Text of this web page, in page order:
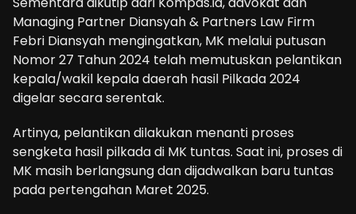
Managing Partner Diansyah & Partners Law Firm
Febri Diansyah mengingatkan, MK melalui putusan
Nomor 27 Tahun 2024 telah memutuskan pelantikan
kepala/wakil kepala daerah hasil Pilkada 2024
digelar secara serentak.
Artinya, pelantikan dilakukan menanti proses
sengketa hasil pilkada di MK tuntas. Saat ini, proses di
MK masih berlangsung dan dijadwalkan baru tuntas
pada pertengahan Maret 2025.